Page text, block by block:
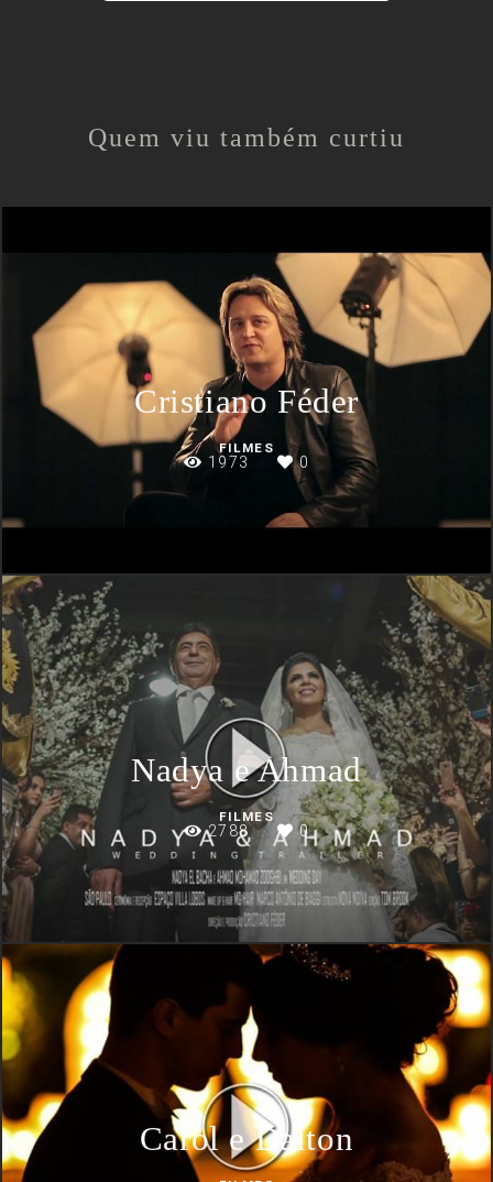
Quem viu também curtiu
Cristiano Féder
FILMES
1973 0
Nadya e Ahmad
FILMES
2788 0
Carol e Dalton